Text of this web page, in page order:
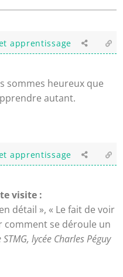
apprentissage
sommes heureux que
autant.
apprentissage
visite :
détail », « Le fait de voir
comment se déroule un
lycée Charles Péguy